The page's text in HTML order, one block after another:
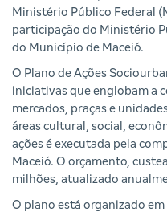
Ministério Público Federal
participação do Ministério
do Município de Maceió.
O Plano de Ações
iniciativas que englobam a
mercados, praças e
áreas cultural, social,
ações é executada pela
Maceió. O orçamento,
milhões, atualizado
O plano está organizado